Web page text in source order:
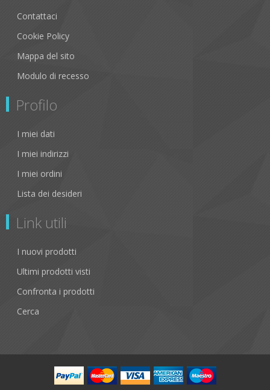
Contattaci
Cookie Policy
Mappa del sito
Modulo di recesso
Profilo
I miei dati
I miei indirizzi
I miei ordini
Lista dei desideri
Link utili
I nuovi prodotti
Ultimi prodotti visti
Confronta i prodotti
Cerca